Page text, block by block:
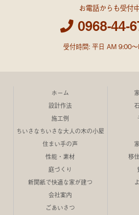
お電話からも受付
0968-44-
受付時間: 平日 AM 9:00
ホーム
設計作法
施工例
ちいさなちいさな大人の木の小屋
住まい手の声
性能・素材
移
庭づくり
新聞紙で快適な家が建つ
会社案内
ごあいさつ